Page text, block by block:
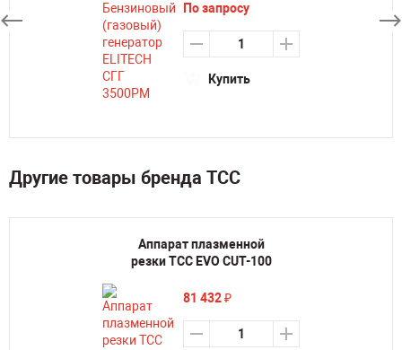
По запросу
Купить
Другие товары бренда ТСС
Аппарат плазменной
резки ТСС EVO CUT-100
81 432₽